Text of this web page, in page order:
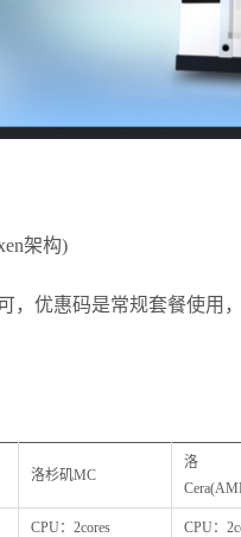
架构)
，优惠码是常规套餐使用
洛杉矶MC
洛
CPU：2cores CPU：